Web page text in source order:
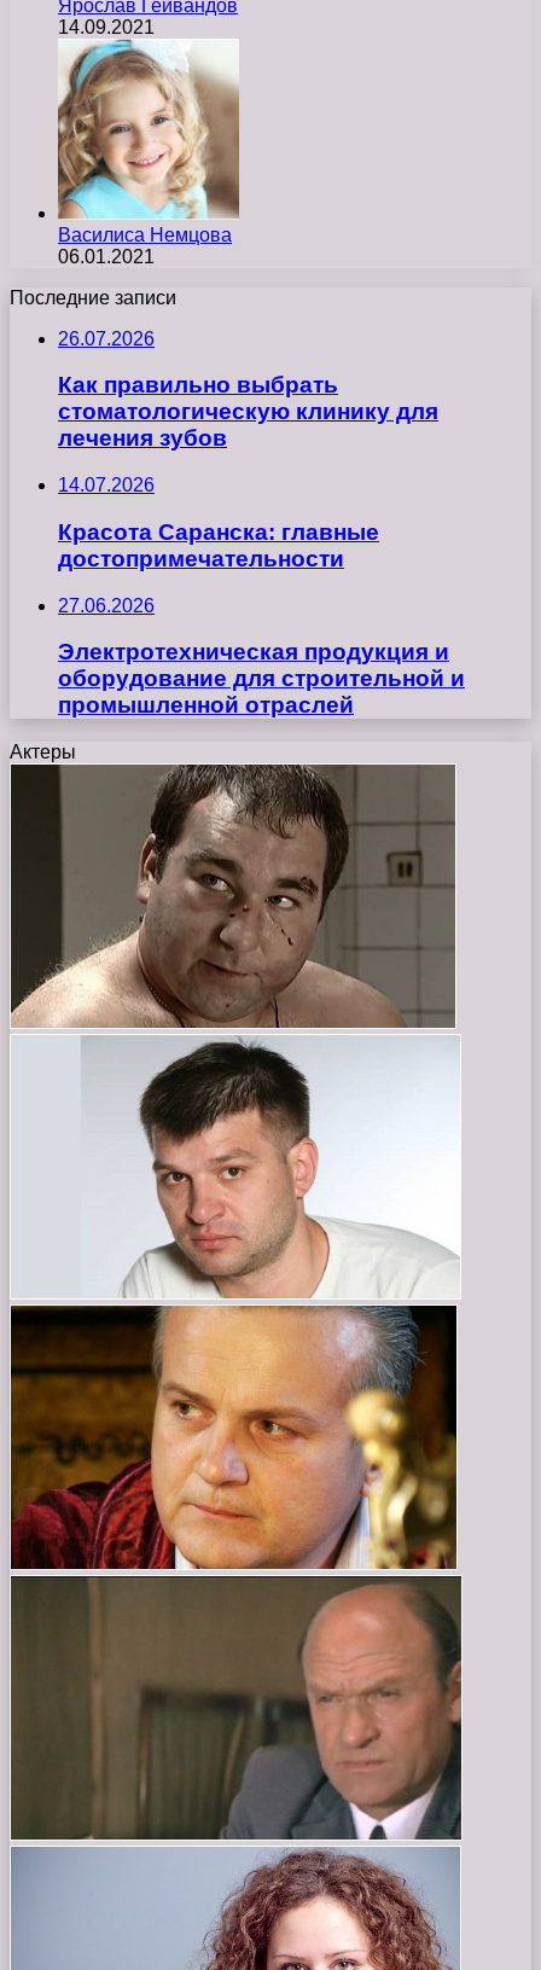
Ярослав Гейвандов
14.09.2021
Василиса Немцова
06.01.2021
Последние записи
26.07.2026
Как правильно выбрать
стоматологическую клинику для
лечения зубов
14.07.2026
Красота Саранска: главные
достопримечательности
27.06.2026
Электротехническая продукция и
оборудование для строительной и
промышленной отраслей
Актеры